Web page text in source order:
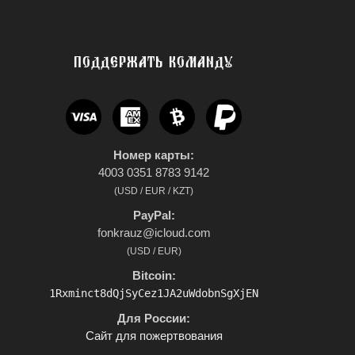
ПОДДЕРЖАТЬ КОМАНДУ
Номер карты:
4003 0351 8783 9142
(USD / EUR / KZT)
PayPal:
fonkrauz@icloud.com
(USD / EUR)
Bitcoin:
1Rxminct8dQjSyCez1JA2uWdobnSgXjEN
Для России:
Сайт для пожертвования